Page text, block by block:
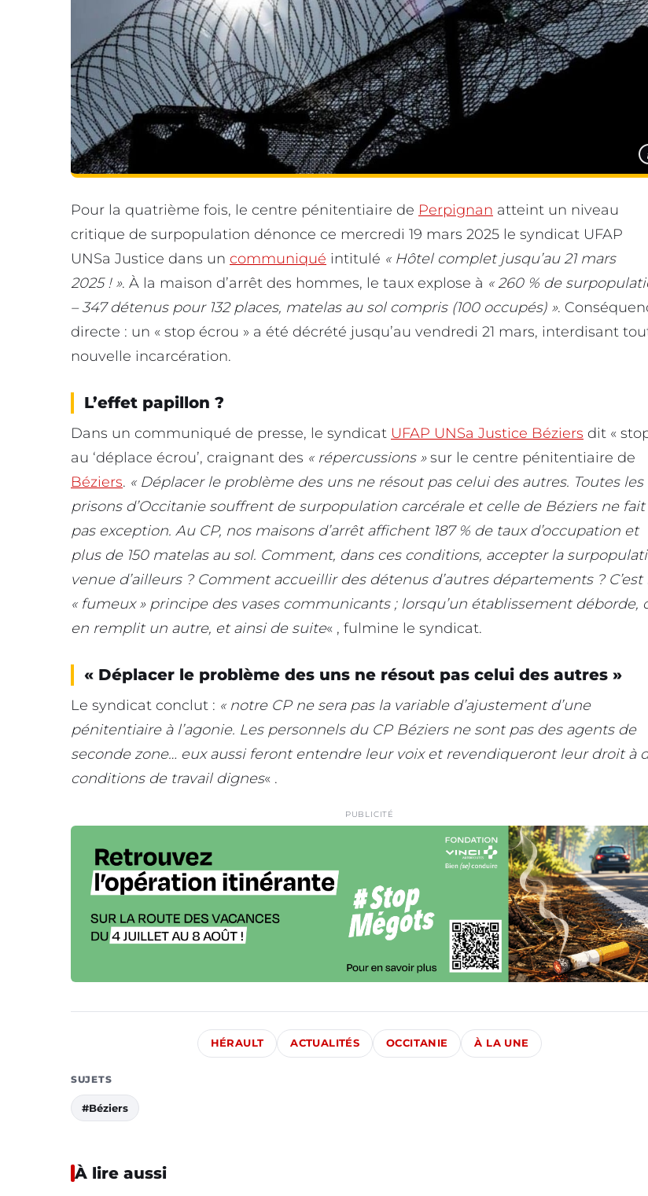
Pour la quatrième fois, le centre pénitentiaire de Perpignan atteint un niveau
critique de surpopulation dénonce ce mercredi 19 mars 2025 le syndicat UFAP
UNSa Justice dans un communiqué intitulé « Hôtel complet jusqu’au 21 mars
2025 ! ». À la maison d’arrêt des hommes, le taux explose à « 260 % de
– 347 détenus pour 132 places, matelas au sol compris (100 occupés) ».
directe : un « stop écrou » a été décrété jusqu’au vendredi 21 mars, interdisant
nouvelle incarcération.
L’effet papillon ?
Dans un communiqué de presse, le syndicat UFAP UNSa Justice Béziers dit «
au ‘déplace écrou’, craignant des « répercussions »sur le centre pénitentiaire de
Béziers. « Déplacer le problème des uns ne résout pas celui des autres. Toutes les
prisons d’Occitanie souffrent de surpopulation carcérale et celle de Béziers ne fait
pas exception. Au CP, nos maisons d’arrêt affichent 187 % de taux d’occupation et
plus de 150 matelas au sol. Comment, dans ces conditions, accepter la
venue d’ailleurs ? Comment accueillir des détenus d’autres départements ? C’est
« fumeux » principe des vases communicants ; lorsqu’un établissement déborde,
en remplit un autre, et ainsi de suite« , fulmine le syndicat.
« Déplacer le problème des uns ne résout pas celui des autres »
Le syndicat conclut : « notre CP ne sera pas la variable d’ajustement d’une
pénitentiaire à l’agonie. Les personnels du CP Béziers ne sont pas des agents de
seconde zone… eux aussi feront entendre leur voix et revendiqueront leur droit à
conditions de travail dignes« .
PUBLICITÉ
HÉRAULT ACTUALITÉS OCCITANIE À LA UNE
SUJETS
#Béziers
À lire aussi